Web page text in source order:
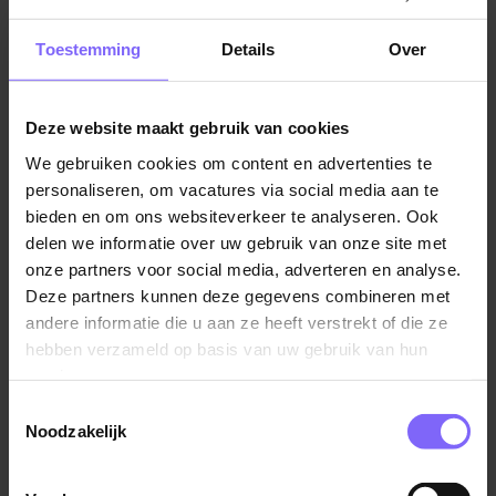
Toestemming Details Over
Deze website maakt gebruik van cookies
We gebruiken cookies om content en advertenties te
personaliseren, om vacatures via social media aan te
bieden en om ons websiteverkeer te analyseren. Ook
delen we informatie over uw gebruik van onze site met
onze partners voor social media, adverteren en analyse.
Deze partners kunnen deze gegevens combineren met
andere informatie die u aan ze heeft verstrekt of die ze
hebben verzameld op basis van uw gebruik van hun
Noodzakelijk
Vul hier je Skillsprofiel in
voor de ideale
vacaturematch!
Skillsprofiel